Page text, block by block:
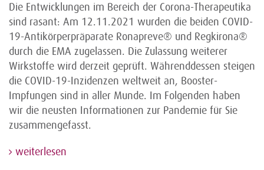
Die Entwicklungen im Bereich der Corona-Therapeutika
sind rasant: Am 12.11.2021 wurden die beiden COVID-
19-Antikörperpräparate Ronapreve® und Regkirona®
durch die EMA zugelassen. Die Zulassung weiterer
Wirkstoffe wird derzeit geprüft. Währenddessen steigen
die COVID-19-Inzidenzen weltweit an, Booster-
Impfungen sind in aller Munde. Im Folgenden haben
wir die neusten Informationen zur Pandemie für Sie
zusammengefasst.
weiterlesen